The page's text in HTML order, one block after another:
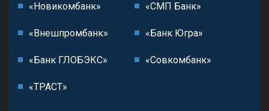
«Новикомбанк» «СМП Банк»
«Внешпромбанк» «Банк Югра»
«Банк ГЛОБЭКС» «Совкомбанк»
«ТРАСТ»